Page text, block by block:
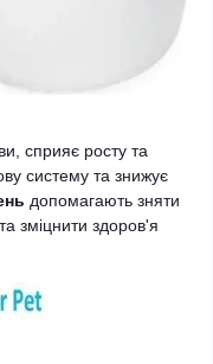
сприяє росту та
систему та знижує
допомагають зняти
зміцнити здоров'я